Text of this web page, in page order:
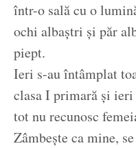
într-o sală cu o
ochi albaștri și păr
piept.
Ieri s-au întâmplat
clasa I primară și ieri
tot nu recunosc
Zâmbește ca mine,